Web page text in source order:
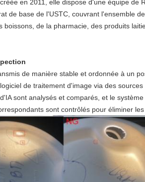
en 2011, elle dispose d'une équipe
de base de l'USTC, couvrant l'ensemble
boissons, de la pharmacie, des produits
de manière stable et ordonnée à un
de traitement d'image via des
sont analysés et comparés, et le
sont contrôlés pour éliminer